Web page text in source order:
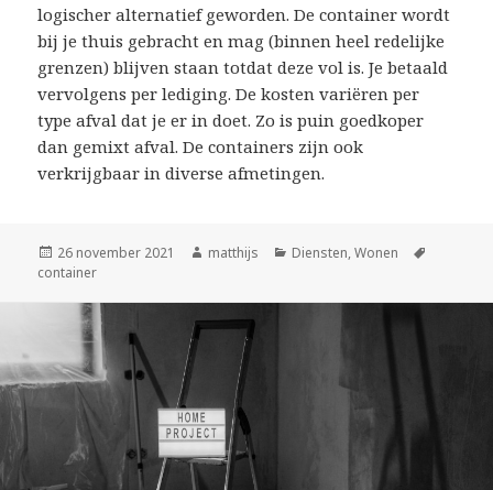
logischer alternatief geworden. De container wordt
bij je thuis gebracht en mag (binnen heel redelijke
grenzen) blijven staan totdat deze vol is. Je betaald
vervolgens per lediging. De kosten variëren per
type afval dat je er in doet. Zo is puin goedkoper
dan gemixt afval. De containers zijn ook
verkrijgbaar in diverse afmetingen.
Geplaatst
op
26 november 2021 Auteur
matthijs Categorieën
Diensten,Wonen
container